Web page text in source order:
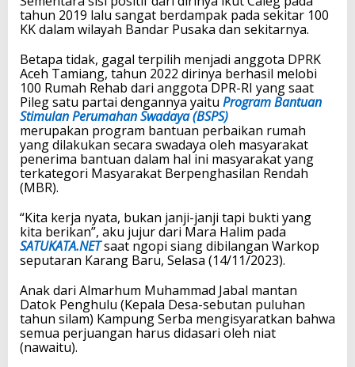
tahun 2019 lalu sangat berdampak pada sekitar 100
KK dalam wilayah Bandar Pusaka dan sekitarnya.
Betapa tidak, gagal terpilih menjadi anggota DPRK
Aceh Tamiang, tahun 2022 dirinya berhasil melobi
100 Rumah Rehab dari anggota DPR-RI yang saat
Pileg satu partai dengannya yaitu Program Bantuan
Stimulan Perumahan Swadaya (BSPS)
merupakan program bantuan perbaikan rumah
yang dilakukan secara swadaya oleh masyarakat
penerima bantuan dalam hal ini masyarakat yang
terkategori Masyarakat Berpenghasilan Rendah
(MBR).
“Kita kerja nyata, bukan janji-janji tapi bukti yang
kita berikan”, aku jujur dari Mara Halim pada
SATUKATA.NETsaat ngopi siang dibilangan Warkop
seputaran Karang Baru, Selasa (14/11/2023).
Anak dari Almarhum Muhammad Jabal mantan
Datok Penghulu (Kepala Desa-sebutan puluhan
tahun silam) Kampung Serba mengisyaratkan bahwa
semua perjuangan harus didasari oleh niat
(nawaitu).